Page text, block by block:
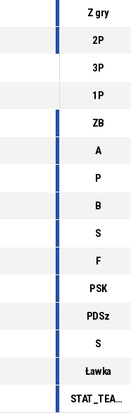
Z gry
2P
3P
1P
ZB
A
P
B
S
F
PSK
PDSz
S
Ławka
STAT_TEAMMATCH_BASKETBALL_sPointsFastBreak_ABBREV